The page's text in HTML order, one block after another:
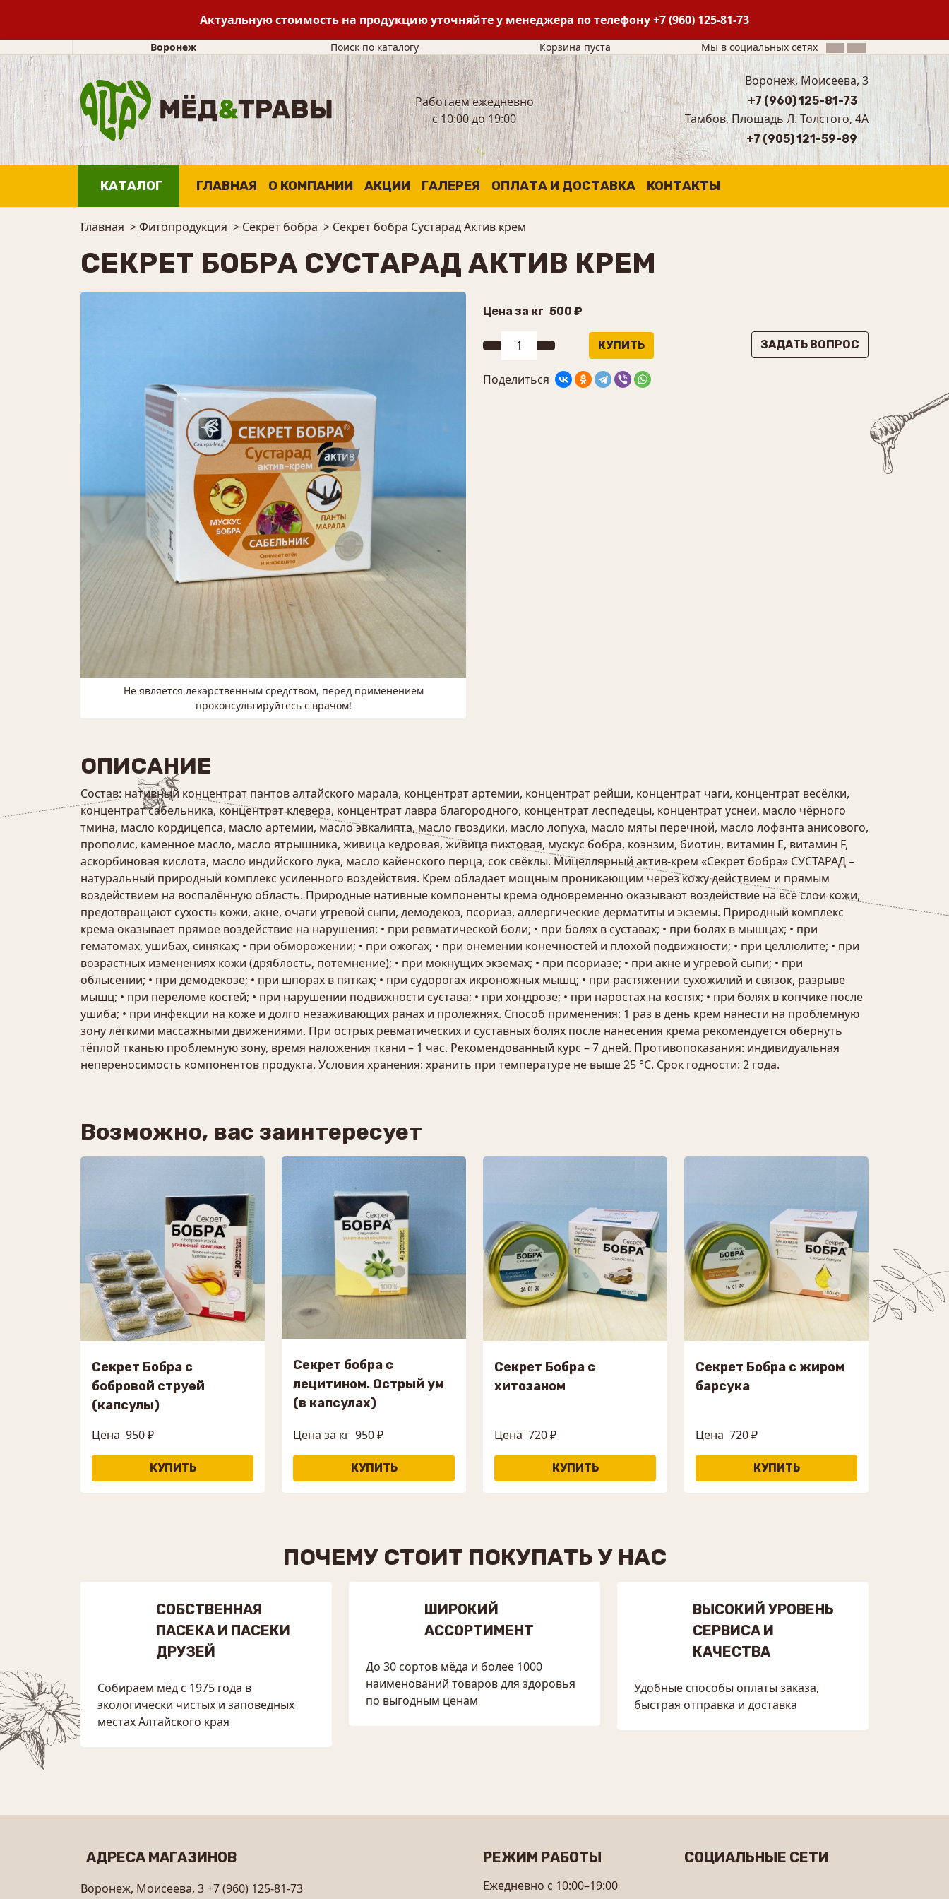
Актуальную стоимость на продукцию уточняйте у менеджера по телефону+7 (960) 125-81-73
Воронеж Поиск по каталогу Корзина пуста Мы в социальных сетях
Работаем ежедневно
с 10:00 до 19:00
Воронеж, Моисеева, 3
+7 (960) 125-81-73
Тамбов, Площадь Л. Толстого, 4А
+7 (905) 121-59-89
КАТАЛОГ ГЛАВНАЯ О КОМПАНИИ АКЦИИ ГАЛЕРЕЯ ОПЛАТА И ДОСТАВКА КОНТАКТЫ
Главная >Фитопродукция > Секрет бобра > Секрет бобра Сустарад Актив крем
СЕКРЕТ БОБРА СУСТАРАД АКТИВ КРЕМ
Не является лекарственным средством, перед применением
проконсультируйтесь с врачом!
Цена за кг 500 ₽
ЗАДАТЬ ВОПРОС
Поделиться
ОПИСАНИЕ
Состав: нативный концентрат пантов алтайского марала, концентрат артемии, концентрат рейши, концентрат чаги, концентрат весёлки,
концентрат сабельника, концентрат клевера, концентрат лавра благородного, концентрат леспедецы, концентрат уснеи, масло чёрного
тмина, масло кордицепса, масло артемии, масло эвкалипта, масло гвоздики, масло лопуха, масло мяты перечной, масло лофанта анисового,
прополис, каменное масло, масло ятрышника, живица кедровая, живица пихтовая, мускус бобра, коэнзим, биотин, витамин Е, витамин F,
аскорбиновая кислота, масло индийского лука, масло кайенского перца, сок свёклы. Мицеллярный актив-крем «Секрет бобра» СУСТАРАД –
натуральный природный комплекс усиленного воздействия. Крем обладает мощным проникающим через кожу действием и прямым
воздействием на воспалённую область. Природные нативные компоненты крема одновременно оказывают воздействие на все слои кожи,
предотвращают сухость кожи, акне, очаги угревой сыпи, демодекоз, псориаз, аллергические дерматиты и экземы. Природный комплекс
крема оказывает прямое воздействие на нарушения: • при ревматической боли; • при болях в суставах; • при болях в мышцах; • при
гематомах, ушибах, синяках; • при обморожении; • при ожогах; • при онемении конечностей и плохой подвижности; • при целлюлите; • при
возрастных изменениях кожи (дряблость, потемнение); • при мокнущих экземах; • при псориазе; • при акне и угревой сыпи; • при
облысении; • при демодекозе; • при шпорах в пятках; • при судорогах икроножных мышц; • при растяжении сухожилий и связок, разрыве
мышц; • при переломе костей; • при нарушении подвижности сустава; • при хондрозе; • при наростах на костях; • при болях в копчике после
ушиба; • при инфекции на коже и долго незаживающих ранах и пролежнях. Способ применения: 1 раз в день крем нанести на проблемную
зону лёгкими массажными движениями. При острых ревматических и суставных болях после нанесения крема рекомендуется обернуть
тёплой тканью проблемную зону, время наложения ткани – 1 час. Рекомендованный курс – 7 дней. Противопоказания: индивидуальная
непереносимость компонентов продукта. Условия хранения: хранить при температуре не выше 25 °С. Срок годности: 2 года.
Возможно, вас заинтересует
Секрет Бобра с
бобровой струей
(капсулы)
Цена 950 ₽
Секрет бобра с
лецитином. Острый ум
(в капсулах)
Цена за кг 950 ₽
Секрет Бобра с
хитозаном
Цена 720 ₽
Секрет Бобра с жиром
барсука
Цена 720 ₽
ПОЧЕМУ СТОИТ ПОКУПАТЬ У НАС
СОБСТВЕННАЯ
ПАСЕКА И ПАСЕКИ
ДРУЗЕЙ
Собираем мёд с 1975 года в
экологически чистых и заповедных
местах Алтайского края
ШИРОКИЙ
АССОРТИМЕНТ
До 30 сортов мёда и более 1000
наименований товаров для здоровья
по выгодным ценам
ВЫСОКИЙ УРОВЕНЬ
СЕРВИСА И
КАЧЕСТВА
Удобные способы оплаты заказа,
быстрая отправка и доставка
АДРЕСА МАГАЗИНОВ
Воронеж, Моисеева, 3+7 (960) 125-81-73
РЕЖИМ РАБОТЫ
Ежедневно с 10:00–19:00
СОЦИАЛЬНЫЕ СЕТИ